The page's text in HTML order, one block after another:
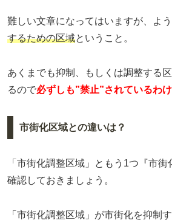
難しい文章になってはいますが、よ
するための区域ということ。
あくまでも抑制、もしくは調整する
るので必ずしも”禁止”されているわ
市街化区域との違いは？
「市街化調整区域」ともう1つ『市
確認しておきましょう。
「市街化調整区域」が市街化を抑制